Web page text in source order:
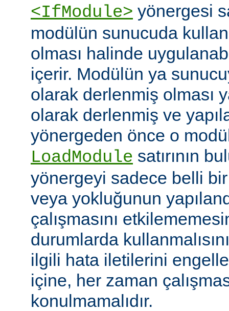
<IfModule> yönergesi
modülün sunucuda
olması halinde
içerir. Modülün ya
olarak derlenmiş olması
olarak derlenmiş ve
yönergeden önce o
LoadModule satırının
yönergeyi sadece belli bir
veya yokluğunun
çalışmasını
durumlarda
ilgili hata iletilerini
içine, her zaman
konulmamalıdır.